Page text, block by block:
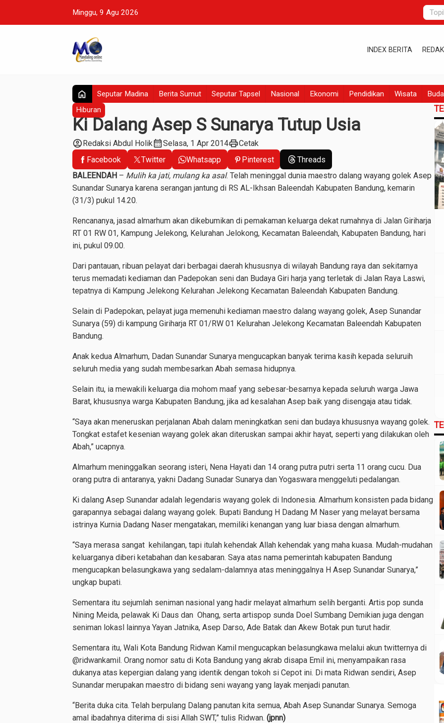
Minggu, 9 Agu 2026
INDEX BERITA
home Seputar Madina Berita Sumut Seputar Tapsel Nasional Ekonomi Pendidikan Wisata
Hiburan
Ki Dalang Asep S Sunarya Tutup Usia
account_circleRedaksi Abdul Holikcalendar_monthSelasa, 1 Apr 2014printCetak
Facebook
Twitter Whatsapp Pinterest
Threads
BALEENDAH – Mulih ka jati, mulang ka asal. Telah meninggal dunia maestro dalang wayang golek Asep
Sunandar Sunarya karena serangan jantung di RS AL-Ikhsan Baleendah Kabupaten Bandung, kemarin
(31/3) pukul 14.20.
Rencananya, jasad almarhum akan dikebumikan di pemakaman keluarga dekat rumahnya di Jalan Giriharja
RT 01 RW 01, Kampung Jelekong, Kelurahan Jelokong, Kecamatan Baleendah, Kabupaten Bandung, hari
ini, pukul 09.00.
Dari pantauan, ribuan pelayat dari berbagai daerah khususnya di wilayah Bandung raya dan sekitarnya
terus memadati kediaman dan Padepokan seni dan Budaya Giri harja yang terletak di Jalan Raya Laswi,
tepatnya di Kampung Jelekong Kelurahan Jelekong Kecamatan Baleendah Kabupaten Bandung.
Selain di Padepokan, pelayat juga memenuhi kediaman maestro dalang wayang golek, Asep Sunandar
Sunarya (59) di kampung Giriharja RT 01/RW 01 Kelurahan Jelekong Kecamatan Baleendah Kabupaten
Bandung.
Anak kedua Almarhum, Dadan Sunandar Sunarya mengucapkan banyak terima kasih kepada seluruih
seluruh media yang sudah membesarkan Abah semasa hidupnya.
Selain itu, ia mewakili keluarga dia mohom maaf yang sebesar-besarnya kepada seluruh warga Jawa
Barat, khususnya warga Kabupaten Bandung, jika ad kesalahan Asep baik yang disengaja atau tidak.
“Saya akan meneruskan perjalanan Abah dalam meningkatkan seni dan budaya khususnya wayang golek.
Tongkat estafet kesenian wayang golek akan diteruskan sampai akhir hayat, seperti yang dilakukan oleh
Abah,” ucapnya.
Almarhum meninggalkan seorang isteri, Nena Hayati dan 14 orang putra putri serta 11 orang cucu. Dua
orang putra di antaranya, yakni Dadang Sunadar Sunarya dan Yogaswara menggeluti pedalangan.
Ki dalang Asep Sunandar adalah legendaris wayang golek di Indonesia. Almarhum konsisten pada bidang
garapannya sebagai dalang wayang golek. Bupati Bandung H Dadang M Naser yang melayat bersama
istrinya Kurnia Dadang Naser mengatakan, memiliki kenangan yang luar biasa dengan almarhum.
“Saya merasa sangat kehilangan, tapi itulah kehendak Allah kehendak yang maha kuasa. Mudah-mudahan
keluarganya diberi ketabahan dan kesabaran. Saya atas nama pemerintah kabupaten Bandung
mengucapkan belasungkawa yang sedalam-dalamnya atas meninggalnya H Asep Sunandar Sunarya,”
ungkap bupati.
Sementara itu sejumlah seniman nasional yang hadir melayat almarhum selih berganti. Artis pop sunda
Nining Meida, pelawak Ki Daus dan Ohang, serta artispop sunda Doel Sumbang Demikian juga dengan
seniman lokasl lainnya Yayan Jatnika, Asep Darso, Ade Batak dan Akew Botak pun turut hadir.
Sementara itu, Wali Kota Bandung Ridwan Kamil mengucapkan belasungkawa melalui akun twitternya di
@ridwankamil. Orang nomor satu di Kota Bandung yang akrab disapa Emil ini, menyampaikan rasa
dukanya atas kepergian dalang yang identik dengan tokoh si Cepot ini. Di mata Ridwan sendiri, Asep
Sunandar merupakan maestro di bidang seni wayang yang layak menjadi panutan.
“Berita duka cita. Telah berpulang Dalang panutan kita semua, Abah Asep Sunandar Sunarya. Semoga
amal ibadahnya diterima di sisi Allah SWT,” tulis Ridwan. (jpnn)